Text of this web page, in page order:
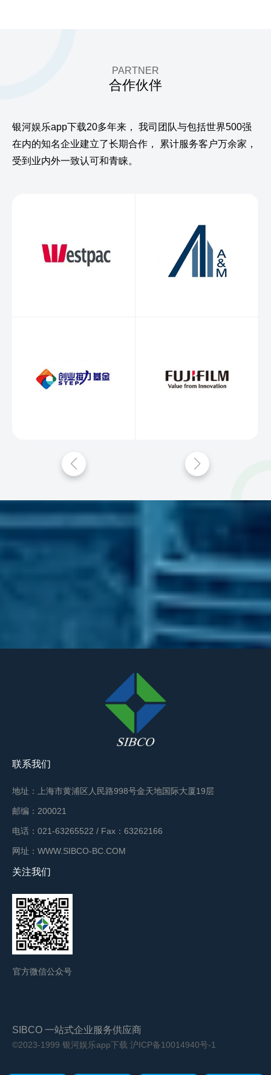
PARTNER
合作伙伴
银河娱乐app下载20多年来，
我司团队与包括世界500强
在内的知名企业建立了长期合作，
累计服务客户万余家，
受到业内外一致认可和青睐。
联系我们
地址：上海市黄浦区人民路998号金天地国际大厦19层
邮编：200021
电话：021-63265522 / Fax：63262166
网址：WWW.SIBCO-BC.COM
关注我们
官方微信公众号
SIBCO 一站式企业服务供应商
©2023-1999 银河娱乐app下载 沪ICP备10014940号-1